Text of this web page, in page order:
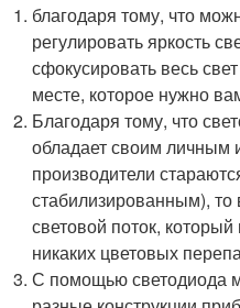
благодаря тому, что
регулировать яркость
сфокусировать весь
месте, которое нужно
Благодаря тому, что
обладает своим личным
производители
стабилизированным), то
световой поток,
никаких цветовых
С помощью светодиода